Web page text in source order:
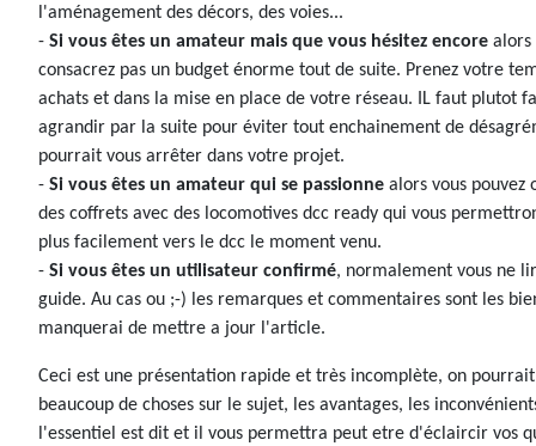
l'aménagement des décors, des voies...
- Si vous êtes un amateur mais que vous hésitez encore alors
consacrez pas un budget énorme tout de suite. Prenez votre
achats et dans la mise en place de votre réseau. IL faut plutot
agrandir par la suite pour éviter tout enchainement de
pourrait vous arrêter dans votre projet.
- Si vous êtes un amateur qui se passionne alors vous pouvez
des coffrets avec des locomotives dcc ready qui vous
plus facilement vers le dcc le moment venu.
- Si vous êtes un utilisateur confirmé, normalement vous ne
guide. Au cas ou ;-) les remarques et commentaires sont les
manquerai de mettre a jour l'article.
Ceci est une présentation rapide et très incomplète, on
beaucoup de choses sur le sujet, les avantages, les
l'essentiel est dit et il vous permettra peut etre d'éclaircir vos